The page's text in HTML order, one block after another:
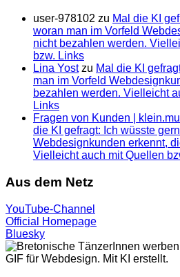
user-978102 zu Mal die KI
woran man im Vorfeld
nicht bezahlen werden.
bzw. Links
Lina Yostzu Mal die KI
man im Vorfeld
bezahlen werden. Vielleicht
Links
Fragen von Kunden |
die KI gefragt: Ich wüsste
Webdesignkunden erkennt,
Vielleicht auch mit Quellen
Aus dem Netz
YouTube-Channel
Official Homepage
Bluesky